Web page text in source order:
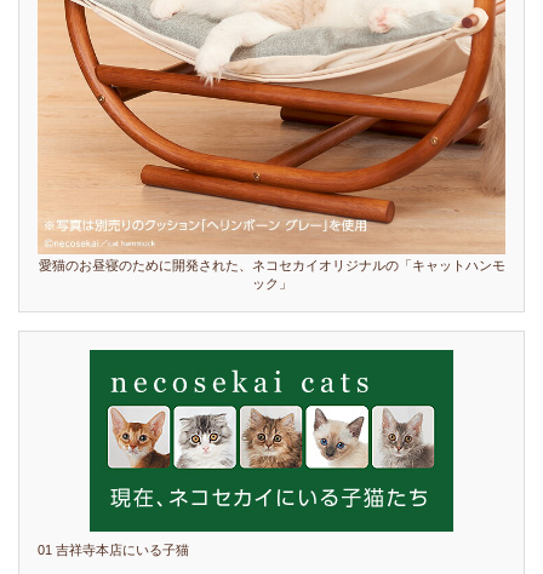
愛猫のお昼寝のために開発された、ネコセカイオリジナルの「キャットハンモ
ック」
01 吉祥寺本店にいる子猫